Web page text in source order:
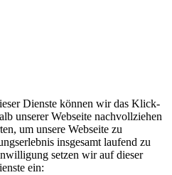
Dienste können wir das Klick-
unserer Webseite nachvollziehen
um unsere Webseite zu
insgesamt laufend zu
setzen wir auf dieser
ein: